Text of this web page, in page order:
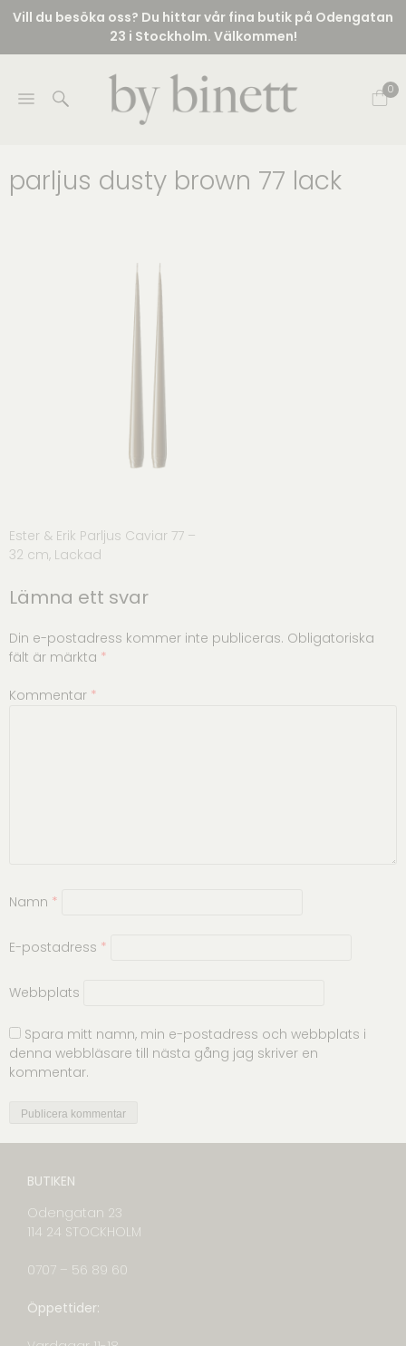
Vill du besöka oss? Du hittar vår fina butik på Odengatan
23 i Stockholm. Välkommen!
0
parljus dusty brown 77 lack
Inläggsnavigering
Ester & Erik Parljus Caviar 77 –
32 cm, Lackad
Lämna ett svar
Din e-postadress kommer inte publiceras. Obligatoriska
fält är märkta *
Kommentar *
Namn *
E-postadress *
Webbplats
Spara mitt namn, min e-postadress och webbplats i
denna webbläsare till nästa gång jag skriver en
kommentar.
BUTIKEN
Odengatan 23
114 24 STOCKHOLM
0707 – 56 89 60
Öppettider: